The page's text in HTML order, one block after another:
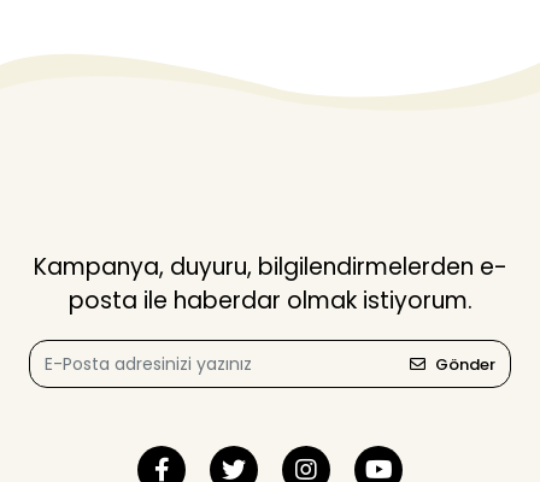
Kampanya, duyuru, bilgilendirmelerden e-
posta ile haberdar olmak istiyorum.
Gönder